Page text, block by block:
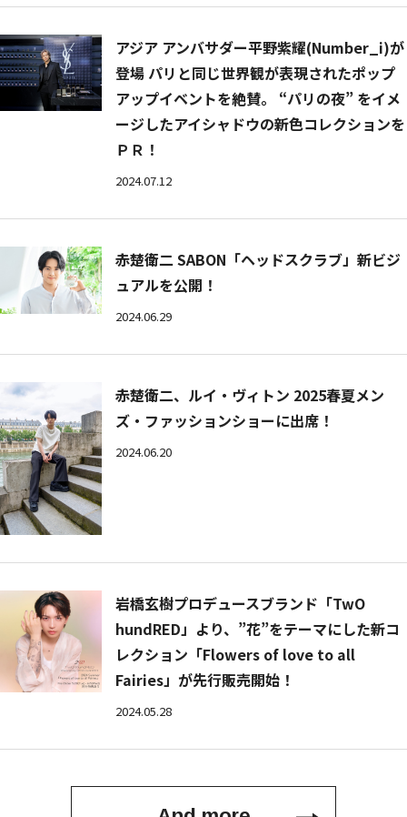
アジア アンバサダー平野紫耀(Number_i)が
登場 パリと同じ世界観が表現されたポップ
アップイベントを絶賛。 “パリの夜” をイメ
ージしたアイシャドウの新色コレクションを
ＰＲ！
2024.07.12
赤楚衛二 SABON「ヘッドスクラブ」新ビジ
ュアルを公開！
2024.06.29
赤楚衛二、ルイ・ヴィトン 2025春夏メン
ズ・ファッションショーに出席！
2024.06.20
岩橋玄樹プロデュースブランド「TwO
hundRED」より、”花”をテーマにした新コ
レクション「Flowers of love to all
Fairies」が先行販売開始！
2024.05.28